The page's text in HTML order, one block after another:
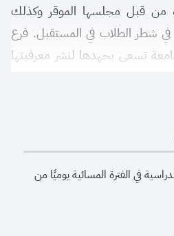
من قبل مجلسها الموقر وكذلك
شطر الطلاب في المستقبل. فرع
تسعى بجهدها لنشر معرفيتها
خدمة كل ساكنيها.
في الفترة المسائية يوميًا من